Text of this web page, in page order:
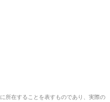
所在することを表すものであり、実際の